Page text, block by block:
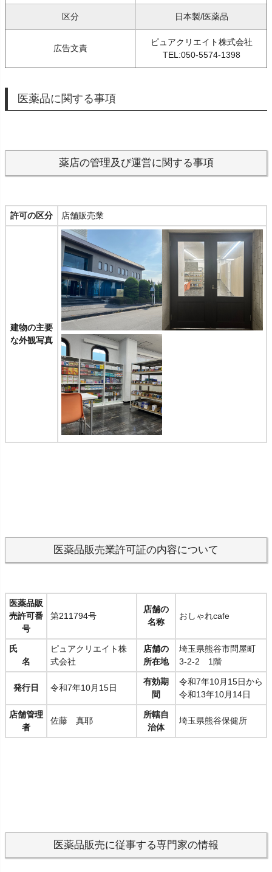
区分 日本製/医薬品
広告文責
ピュアクリエイト株式会社
TEL:050-5574-1398
医薬品に関する事項
薬店の管理及び運営に関する事項
許可の区分 店舗販売業
建物の主要
な外観写真
医薬品販売業許可証の内容について
医薬品販
売許可番
号
第211794号
店舗の
名称
おしゃれcafe
氏
名
ピュアクリエイト株
式会社
店舗の
所在地
埼玉県熊谷市問屋町
3-2-2 1階
発行日 令和7年10月15日
有効期
間
令和7年10月15日から
令和13年10月14日
店舗管理
者
佐藤 真耶
所轄自
治体
埼玉県熊谷保健所
医薬品販売に従事する専門家の情報